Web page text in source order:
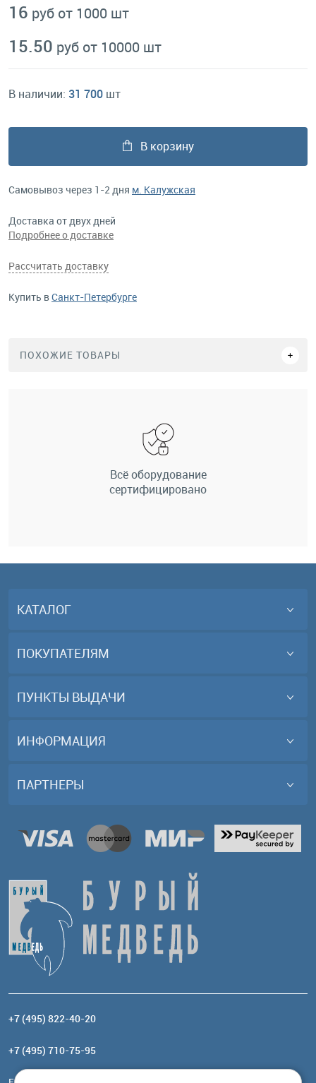
16 руб от 1000 шт
15.50 руб от 10000 шт
В наличии: 31 700 шт
В корзину
Самовывоз через 1-2 дня м. Калужская
Доставка от двух дней
Подробнее о доставке
Рассчитать доставку
Купить вСанкт-Петербурге
ПОХОЖИЕ ТОВАРЫ
Всё оборудование
сертифицировано
КАТАЛОГ
ПОКУПАТЕЛЯМ
ПУНКТЫ ВЫДАЧИ
ИНФОРМАЦИЯ
ПАРТНЕРЫ
+7 (495) 822-40-20
+7 (495) 710-75-95